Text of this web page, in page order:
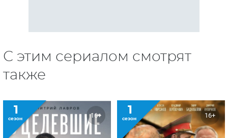
С этим сериалом смотрят
также
1
сезон 16+ 1
сезон 16+